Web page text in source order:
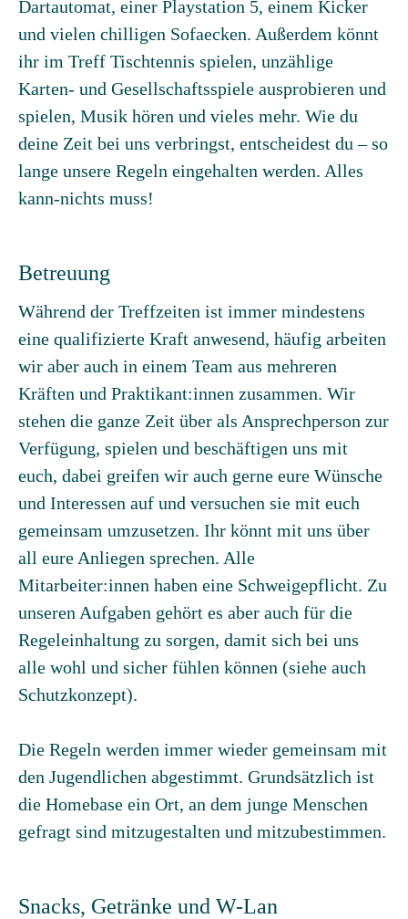
Dartautomat, einer Playstation 5, einem Kicker
und vielen chilligen Sofaecken. Außerdem könnt
ihr im Treff Tischtennis spielen, unzählige
Karten- und Gesellschaftsspiele ausprobieren und
spielen, Musik hören und vieles mehr. Wie du
deine Zeit bei uns verbringst, entscheidest du – so
lange unsere Regeln eingehalten werden. Alles
kann-nichts muss!
Betreuung
Während der Treffzeiten ist immer mindestens
eine qualifizierte Kraft anwesend, häufig arbeiten
wir aber auch in einem Team aus mehreren
Kräften und Praktikant:innen zusammen. Wir
stehen die ganze Zeit über als Ansprechperson zur
Verfügung, spielen und beschäftigen uns mit
euch, dabei greifen wir auch gerne eure Wünsche
und Interessen auf und versuchen sie mit euch
gemeinsam umzusetzen. Ihr könnt mit uns über
all eure Anliegen sprechen. Alle
Mitarbeiter:innen haben eine Schweigepflicht. Zu
unseren Aufgaben gehört es aber auch für die
Regeleinhaltung zu sorgen, damit sich bei uns
alle wohl und sicher fühlen können (siehe auch
Schutzkonzept).
Die Regeln werden immer wieder gemeinsam mit
den Jugendlichen abgestimmt. Grundsätzlich ist
die Homebase ein Ort, an dem junge Menschen
gefragt sind mitzugestalten und mitzubestimmen.
Snacks, Getränke und W-Lan